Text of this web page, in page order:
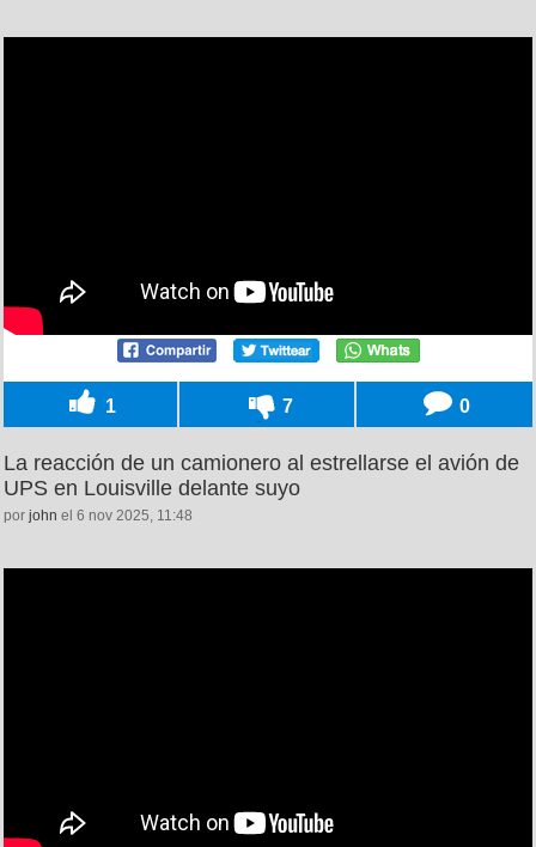
1 7 0
La reacción de un camionero al estrellarse el avión de
UPS en Louisville delante suyo
por john el 6 nov 2025, 11:48